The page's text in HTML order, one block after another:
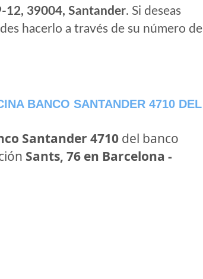
12, 39004, Santander. Si deseas
hacerlo a través de su número de
BANCO SANTANDER 4710 DEL
Santander 4710 del banco
Sants, 76 en Barcelona -